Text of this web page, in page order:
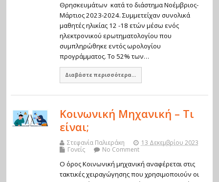
Θρησκευμάτων κατά το διάστημα Νοέμβριος-
Μάρτιος 2023-2024. Συμμετείχαν συνολικά
μαθητές ηλικίας 12 -18 ετών μέσω ενός
ηλεκτρονικού ερωτηματολογίου που
συμπληρώθηκε εντός ωρολογίου
προγράμματος. Το 52% των…
Διαβάστε περισσότερα...
Κοινωνική Μηχανική – Τι
είναι;
Στεφανία Παλιεράκη
13 Δεκεμβρίου 2023
Γονείς
No Comment
Ο όρος Κοινωνική μηχανική αναφέρεται στις
τακτικές χειραγώγησης που χρησιμοποιούν οι